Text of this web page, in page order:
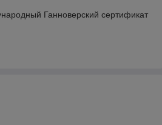
Ганноверский сертификат